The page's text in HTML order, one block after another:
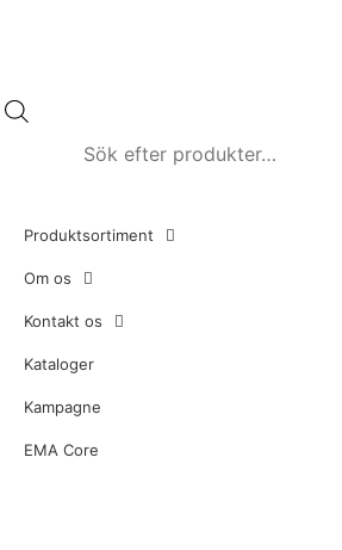
Produktsortiment
Om os
Kontakt os
Kataloger
Kampagne
EMA Core